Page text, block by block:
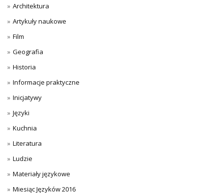
Architektura
Artykuły naukowe
Film
Geografia
Historia
Informacje praktyczne
Inicjatywy
Języki
Kuchnia
Literatura
Ludzie
Materiały językowe
Miesiąc Języków 2016